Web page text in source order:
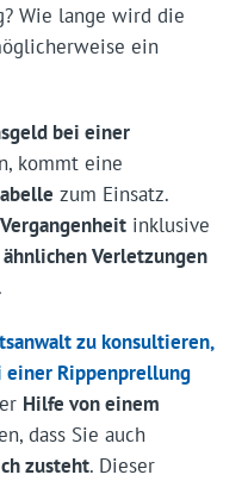
Wie lange wird die
ein
bei einer
kommt eine
zum Einsatz.
inklusive
ähnlichen Verletzungen
zu konsultieren,
einer Rippenprellung
Hilfe von einem
dass Sie auch
zusteht. Dieser